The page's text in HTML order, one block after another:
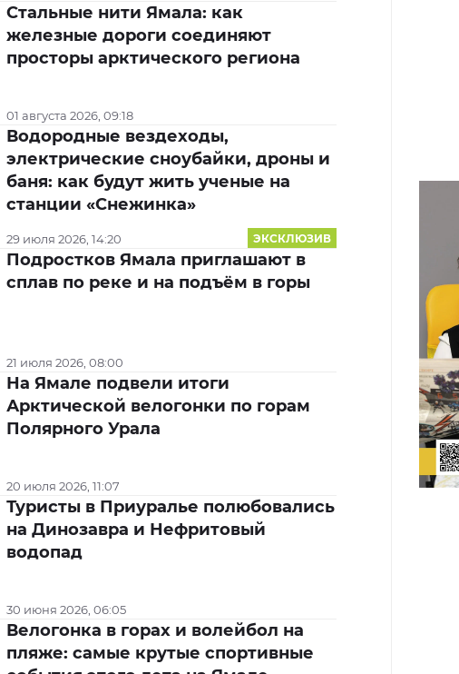
Стальные нити Ямала: как
железные дороги соединяют
просторы арктического региона
01 августа 2026, 09:18
Водородные вездеходы,
электрические сноубайки, дроны и
баня: как будут жить ученые на
станции «Снежинка»
29 июля 2026, 14:20 ЭКСКЛЮЗИВ
Подростков Ямала приглашают в
сплав по реке и на подъём в горы
21 июля 2026, 08:00
На Ямале подвели итоги
Арктической велогонки по горам
Полярного Урала
20 июля 2026, 11:07
Туристы в Приуралье полюбовались
на Динозавра и Нефритовый
водопад
30 июня 2026, 06:05
Велогонка в горах и волейбол на
пляже: самые крутые спортивные